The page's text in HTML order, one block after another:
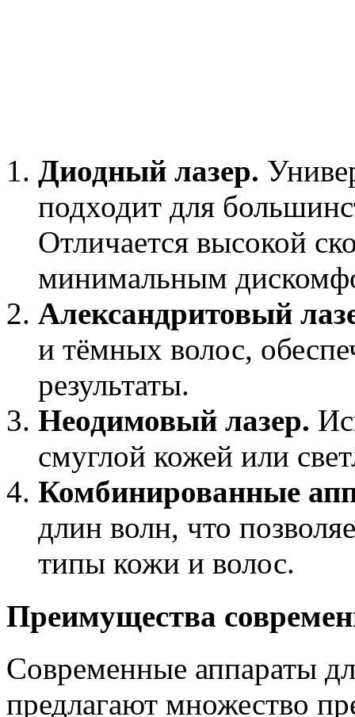
Диодный лазер.
подходит для
Отличается высокой
минимальным
Александритовый
и тёмных волос,
результаты.
Неодимовый лазер.
смуглой кожей или
Комбинированные
длин волн, что
типы кожи и волос.
Преимущества
Современные аппараты
предлагают множество